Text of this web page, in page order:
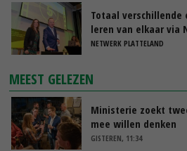
Totaal
leren van elkaar via
NETWERK PLATTELAND
MEEST GELEZEN
Ministerie zoekt
mee willen denken
GISTEREN, 11:34